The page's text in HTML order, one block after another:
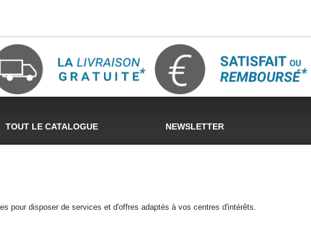
TOUT LE CATALOGUE NEWSLETTER
SUIVEZ-NOUS
pour disposer de services et d'offres adaptés à vos centres d'intérêts.